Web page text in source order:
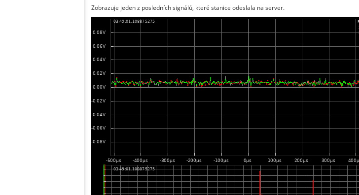
Zobrazuje jeden z posledních signálů, které stanice odeslala na server.